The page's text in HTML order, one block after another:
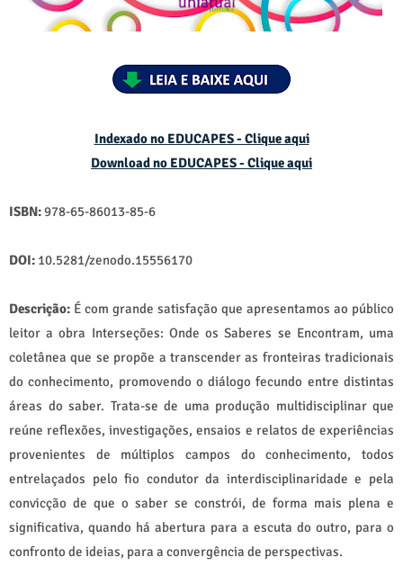
Indexado no EDUCAPES - Clique aqui
Download no EDUCAPES - Clique aqui
ISBN:978-65-86013-85-6
DOI: 10.5281/zenodo.15556170
Descrição: É com grande satisfação que apresentamos ao público
leitor a obra Interseções: Onde os Saberes se Encontram, uma
coletânea que se propõe a transcender as fronteiras tradicionais
do conhecimento, promovendo o diálogo fecundo entre distintas
áreas do saber. Trata-se de uma produção multidisciplinar que
reúne reflexões, investigações, ensaios e relatos de experiências
provenientes de múltiplos campos do conhecimento, todos
entrelaçados pelo fio condutor da interdisciplinaridade e pela
convicção de que o saber se constrói, de forma mais plena e
significativa, quando há abertura para a escuta do outro, para o
confronto de ideias, para a convergência de perspectivas.